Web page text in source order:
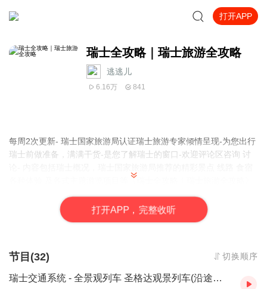
打开APP
瑞士全攻略｜瑞士旅游全攻略
逃逃儿
6.16万 841
每周2次更新- 瑞士国家旅游局认证瑞士旅游专家倾情呈现-为您出行
瑞士前做准备，满满干货-是您了解瑞士的窗口-欢迎评论区咨询 讨
各种体验 及各式主题游览项目等《瑞士全攻略｜瑞士旅游全攻略》
还有瑞士全攻略｜美听瑞士，您可以在这个美听专辑中找到满满的
画面感，是对瑞士全攻略信息的一个“立体性”补充~ 建议您两份都订
打开APP，完整收听
节目(32) 切换顺序
瑞士交通系统 - 全景观列车 圣格达观景列车(沿途亮点)